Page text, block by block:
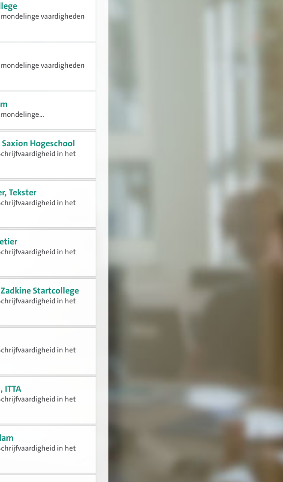
vaardigheden
vaardigheden
Hogeschool
in het
Tekster
in het
in het
Startcollege
in het
in het
ITTA
in het
in het